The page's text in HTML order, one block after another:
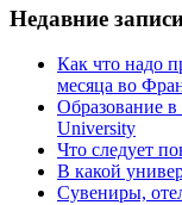
Недавние
Как что надо
месяца во
Образование
University
Что следует
В какой
Сувениры,